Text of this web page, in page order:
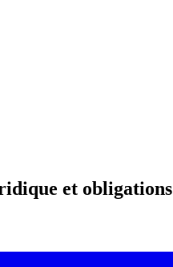
et obligations